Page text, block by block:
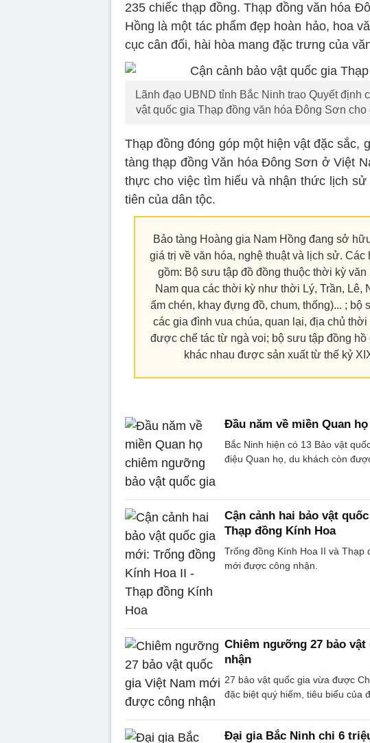
235 chiếc thạp đồng. Thạp đồng văn hóa
Hồng là một tác phẩm đẹp hoàn hảo, hoa
cục cân đối, hài hòa mang đặc trưng của
Lãnh đạo UBND tỉnh Bắc Ninh trao Quyết
vật quốc gia Thạp đồng văn hóa Đông Sơn
Thạp đồng đóng góp một hiện vật đặc sắc,
tàng thạp đồng Văn hóa Đông Sơn ở Việt
thực cho việc tìm hiểu và nhận thức lịch
tiên của dân tộc.
Bảo tàng Hoàng gia Nam Hồng đang sở
giá trị về văn hóa, nghệ thuật và lịch sử.
gồm: Bộ sưu tập đồ đồng thuộc thời kỳ
Nam qua các thời kỳ như thời Lý, Trần, Lê,
ấm chén, khay đựng đồ, chum, thống)... ; bộ
các gia đình vua chúa, quan lại, địa chủ
được chế tác từ ngà voi; bộ sưu tập đồng
khác nhau được sản xuất từ thế kỷ
Đầu năm về miền Quan
Bắc Ninh hiện có 13 Bảo vật
điệu Quan họ, du khách còn
Cận cảnh hai bảo vật
Thạp đồng Kính Hoa
Trống đồng Kính Hoa II và Thạp
mới được công nhận.
Chiêm ngưỡng 27 bảo
nhận
27 bảo vật quốc gia vừa được
đặc biệt quý hiếm, tiêu biểu của
Đại gia Bắc Ninh chi 6